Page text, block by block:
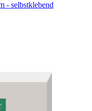
- selbstklebend